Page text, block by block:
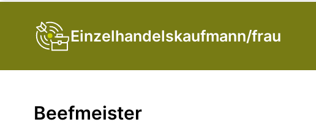
Einzelhandelskaufmann/frau
Beefmeister